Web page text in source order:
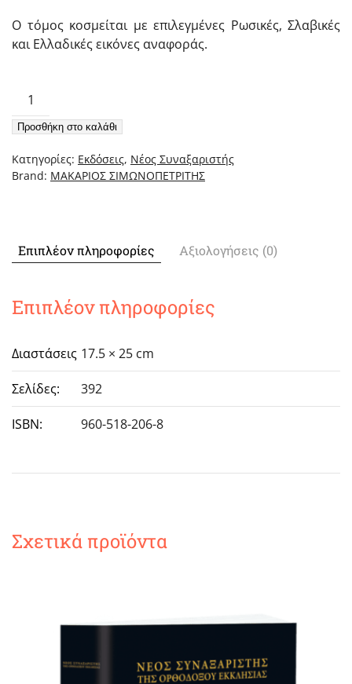
Ο τόμος κοσμείται με επιλεγμένες Ρωσικές, Σλαβικές
και Ελλαδικές εικόνες αναφοράς.
Νέος
Συναξαριστής
της
Ορθοδόξου
Εκκλησίας,
Β
έκδοση
διορθωμένη
επαυξημένη
ποσότητα
Προσθήκη στο καλάθι
Κατηγορίες: Εκδόσεις, Νέος Συναξαριστής
Brand: ΜΑΚΑΡΙΟΣ ΣΙΜΩΝΟΠΕΤΡΙΤΗΣ
Επιπλέον πληροφορίες Αξιολογήσεις (0)
Επιπλέον πληροφορίες
Διαστάσεις 17.5 × 25 cm
Σελίδες: 392
ISBN: 960-518-206-8
Σχετικά προϊόντα